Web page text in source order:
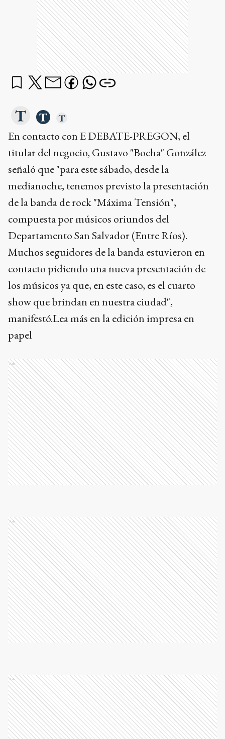
En contacto con E DEBATE-PREGON, el
titular del negocio, Gustavo "Bocha" González
señaló que "para este sábado, desde la
medianoche, tenemos previsto la presentación
de la banda de rock "Máxima Tensión",
compuesta por músicos oriundos del
Departamento San Salvador (Entre Ríos).
Muchos seguidores de la banda estuvieron en
contacto pidiendo una nueva presentación de
los músicos ya que, en este caso, es el cuarto
show que brindan en nuestra ciudad",
manifestó.Lea más en la edición impresa en
papel
Ads
Ads
Ads